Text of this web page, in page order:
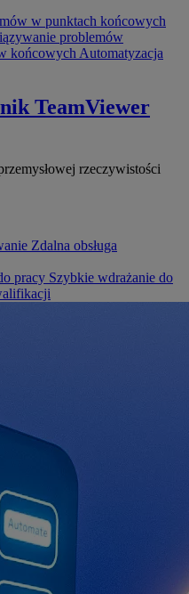
w punktach końcowych
problemów
końcowych Automatyzacja
TeamViewer
rzeczywistości
Zdalna obsługa
pracy Szybkie wdrażanie do